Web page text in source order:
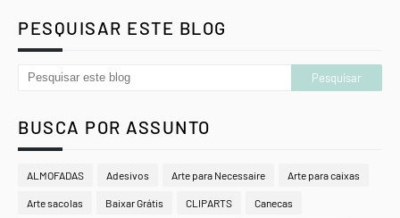
PESQUISAR ESTE BLOG
BUSCA POR ASSUNTO
ALMOFADAS Adesivos Arte para Necessaire Arte para caixas
Arte sacolas Baixar Grátis CLIPARTS Canecas